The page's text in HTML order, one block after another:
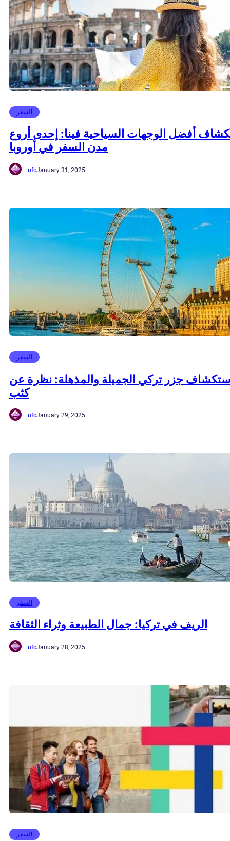
السفر
أفضل الوجهات السياحية فينا: إحدى أروع
مدن السفر في أوروبا
ufcJanuary 31, 2025
السفر
جزر تركي الجميلة والمذهلة: نظرة عن
كثب
ufcJanuary 29, 2025
السفر
الريف في تركيا: جمال الطبيعة وثراء الثقافة
ufcJanuary 28, 2025
السفر